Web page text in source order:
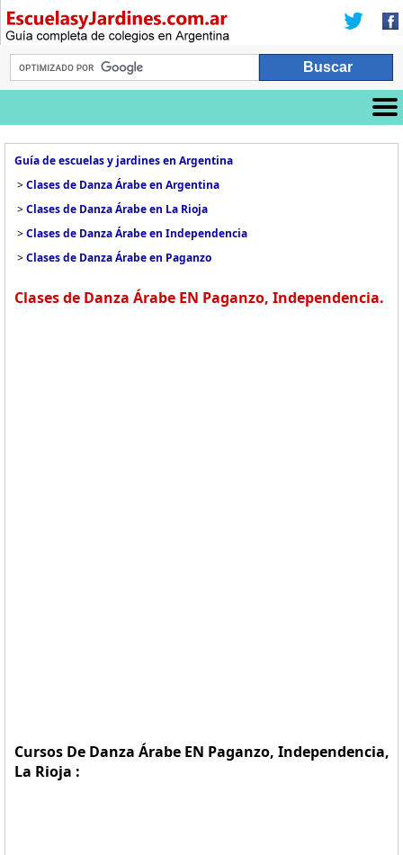
Guía de escuelas y jardines en Argentina
>Clases de Danza Árabe en Argentina
>Clases de Danza Árabe en La Rioja
>Clases de Danza Árabe en Independencia
>Clases de Danza Árabe en Paganzo
Clases de Danza Árabe EN Paganzo, Independencia.
Cursos De Danza Árabe EN Paganzo, Independencia,
La Rioja :